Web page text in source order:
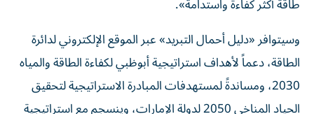
وسيتوافر «دليل أحمال التبريد» عبر الموقع الإلكتروني لدائرة
الطاقة، دعماً لأهداف استراتيجية أبوظبي لكفاءة الطاقة والمياه
2030، ومساندةً لمستهدفات المبادرة الاستراتيجية لتحقيق